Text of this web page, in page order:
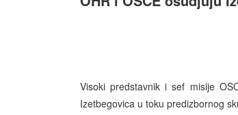
Visoki predstavnik i sef misije
Izetbegovica u toku predizbornog